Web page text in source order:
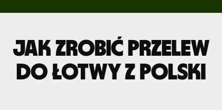
Jak zrobić przelew
do Łotwy z Polski